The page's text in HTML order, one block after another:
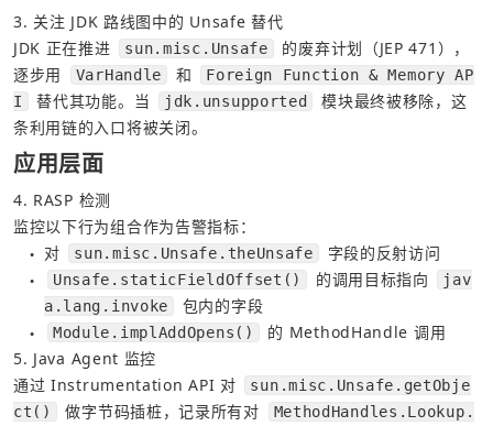
3. 关注 JDK 路线图中的 Unsafe 替代
JDK 正在推进
sun.misc.Unsafe
的废弃计划（JEP 471），
逐步用
VarHandle 和
Foreign Function & Memory AP
I
替代其功能。当 jdk.unsupported
模块最终被移除，这
条利用链的入口将被关闭。
应用层面
4. RASP 检测
监控以下行为组合作为告警指标：
● 对 sun.misc.Unsafe.theUnsafe 字段的反射访问
● Unsafe.staticFieldOffset() 的调用目标指向
jav
a.lang.invoke
包内的字段
● Module.implAddOpens()
的 MethodHandle 调用
5. Java Agent 监控
通过 Instrumentation API 对
sun.misc.Unsafe.getObje
ct()
做字节码插桩，记录所有对
MethodHandles.Lookup.